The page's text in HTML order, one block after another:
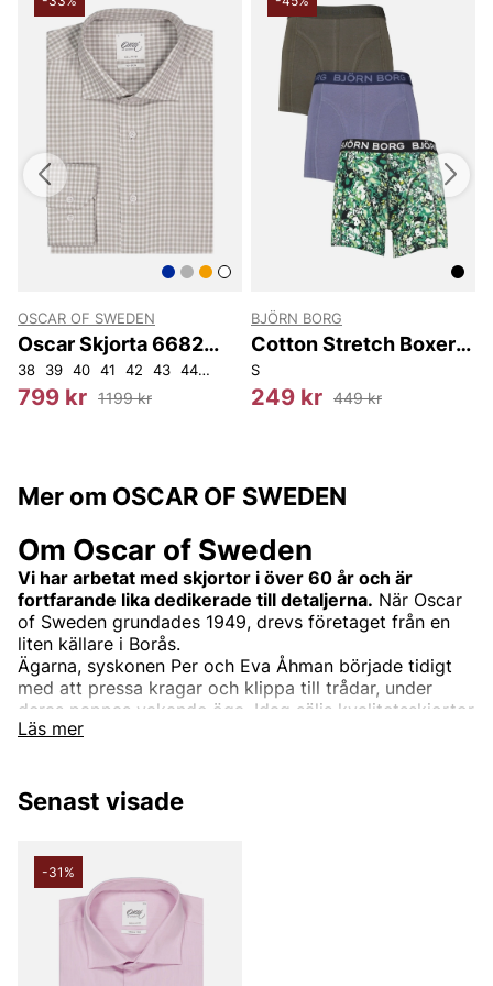
OSCAR OF SWEDEN
Oscar Skjorta 6682
Reg
38 39 40 41 42 43 44 45 46
799 kr 1199 kr
BJÖRN BORG
Cotton Stretch Boxer
3P
S
249 kr 449 kr
Mer om OSCAR OF SWEDEN
Läs mer
Om Oscar of Sweden
Vi har arbetat med skjortor i över 60 år och är
fortfarande lika dedikerade till detaljerna. När Oscar
of Sweden grundades 1949, drevs företaget från en
liten källare i Borås.
Ägarna, syskonen Per och Eva Åhman började tidigt
med att pressa kragar och klippa till trådar, under
deras pappas vakande öga. Idag säljs kvalitetsskjortor
från Oscar of Sweden över hela världen, men designas
Vi är dedikerade till detaljerna. Varje söm, mönster,
passform och snitt måste vara helt perfekt. Vi lämnar
kännas att du bär en skjorta från Oscar of Sweden.
Därför lägger vi stor vikt i valet av exklusiva textilier,
knappar och tråd till vävningsteknik och tvättning av
tygerna. I tygväg erbjuder vi allt från linne till tvättat
denim, chambray.
Det finns inga speciella tillfällen eftersom varje tillfälle
Senast visade
-31%